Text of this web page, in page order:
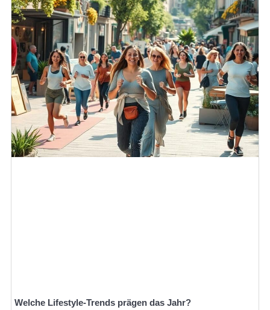
Welche Lifestyle-Trends prägen das Jahr?